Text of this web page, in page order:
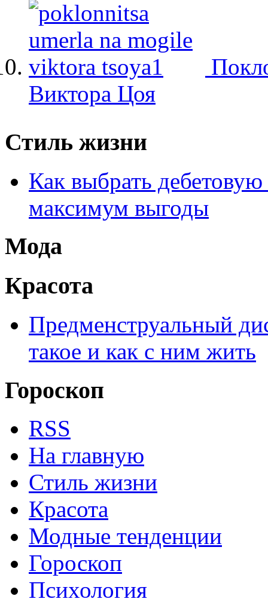
Виктора Цоя
Стиль жизни
Как выбрать дебетовую
максимум выгоды
Мода
Красота
Предменструальный
такое и как с ним жить
Гороскоп
RSS
На главную
Стиль жизни
Красота
Модные тенденции
Гороскоп
Психология